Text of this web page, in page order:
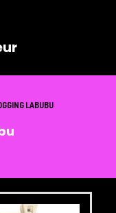
LABUBU